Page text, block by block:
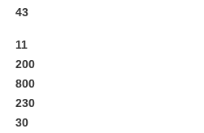
43
11
200
800
230
30